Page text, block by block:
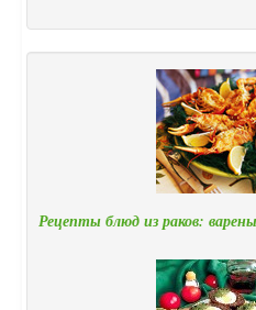
Рецепты блюд из раков: